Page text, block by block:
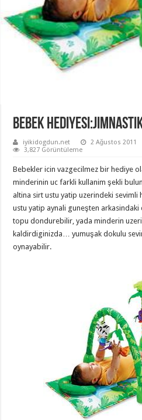
Bebek
iyikidogdun.net 2 Ağustos 2011
3,827 Görüntüleme
Bebekler icin vazgecilmez bir hediye
minderinin uc farkli kullanim şekli
altina sirt ustu yatip uzerindeki sevimli
ustu yatip aynali guneşten
topu dondurebilir, yada minderin
kaldirdiginizda… yumuşak dokulu
oynayabilir.